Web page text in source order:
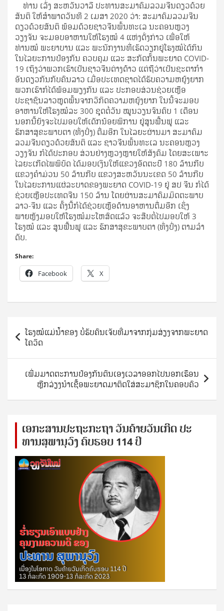
ທ່ານ ເລັ່ງ ສະຫວັນວາລີ ປະທານສະມາຄົມລວມຈີນດຽວດ້ວຍ
ສັນຕິ ໃຫ້ສໍາພາດວັນທີ 2 ເມສາ 2020 ວ່າ: ສະມາຄົມລວມຈີນ
ດຽວດ້ວຍສັນຕິ ພ້ອມດ້ວຍຊາວຈີນພົ້ນທະເລ ນະຄອນຫຼວງ
ວຽງຈັນ ຈະມອບອາຫານໃຫ້ໂຮງໝໍ 4 ແຫ່ງດັ່ງກ່າວ ເພື່ອໃຫ້
ທ່ານໝໍ ພະຍາບານ ແລະ ພະນັກງານທີ່ເຮັດວຽກຢູ່ໂຮງໝໍໄດ້ກິນ
ໃນໄລຍະການປ້ອງກັນ ຄວບຄຸມ ແລະ ສະກັດກັ້ນພະຍາດ COVID-
19 ເຖິງວ່າພວກເຮົາເປັນຊາວຈີນຕ່າງດ້າວ ແຕ່ຖືວ່າເປັນຊະຕາກໍາ
ອັນດຽວກັນກັບຄົນລາວ ເມື່ອປະເທດຊາດໄດ້ຮັບຄວາມຫຍຸ້ງຍາກ
ພວກເຮົາກໍໄດ້ພ້ອມພຽງກັນ ແລະ ປະກອບສ່ວນຊ່ວຍເຫຼືອ
ປະຊາຊົນລາວຫຼຸດພົ້ນຈາກວິກິດຄວາມຫຍຸ້ງຍາກ ໃນນີ້ຈະມອບ
ອາຫານໃຫ້ໂຮງໝໍລະ 300 ຊຸດຕໍ່ວັນ ໝູນວຽນຈົນຄົບ 1 ເດືອນ
ນອກນີ້ຍັງຈະໄປມອບໃຫ້ເດັກນ້ອຍພິການ ຢູ່ສູນຟື້ນຟູ ແລະ
ຮັກສາສຸຂະພາບຕາ (ທົ່ງປົ່ງ) ຕື່ມອີກ ໃນໄລຍະຜ່ານມາ ສະມາຄົມ
ລວມຈີນດຽວດ້ວຍສັນຕິ ແລະ ຊາວຈີນພົ້ນທະເລ ນະຄອນຫຼວງ
ວຽງຈັນ ກໍໄດ້ປະກອບ ສ່ວນຢ່າງຫຼວງຫຼາຍໃຫ້ສັງຄົມ ໂດຍສະເພາະ
ໄລຍະເກີດໄພພິບັດ ໄດ້ມອບເງິນໃຫ້ແຂວງອັດຕະປື 180 ລ້ານກີບ
ແຂວງຄໍາມ່ວນ 50 ລ້ານກີບ ແຂວງສະຫວັນນະເຂດ 50 ລ້ານກີບ
ໃນໄລຍະການແຜ່ລະບາດຂອງພະຍາດ COVID-19 ຢູ່ ສປ ຈີນ ກໍໄດ້
ຊ່ວຍເຫຼືອປະເທດຈີນ 150 ລ້ານ ໂດຍຜ່ານສະມາຄົມມິດຕະພາບ
ລາວ-ຈີນ ແລະ ຄັ້ງນີ້ກໍໄດ້ຊ່ວຍເຫຼືອດ້ານອາຫານຕື່ມອີກ ເຊິ່ງ
ພາຍຫຼັງມອບໃຫ້ໂຮງໝໍມະໂຫສົດແລ້ວ ຈະສືບຕໍ່ໄປມອບໃຫ້ 3
ໂຮງໝໍ ແລະ ສູນຟື້ນຟູ ແລະ ຮັກສາສຸຂະພາບຕາ (ທົ່ງປົ່ງ) ຕາມລໍາ
ດັບ.
Share:
Facebook X
Post
navigation
ໂຮງໝໍແມ່ນໍ້າຂອງ ບໍ່ຮັບຄົນເຈັບທີ່ມາຈາກກຸ່ມສ່ຽງຈາກພະຍາດ
ໂຄວິດ​
ເພີ່ມມາດຕະການປ້ອງກັນຕົນເອງເວລາອອກໄປນອກເຮືອນ
ຫຼີກລ່ຽງນຳເຊື້ອພະຍາດມາຕິດໃສ່ສະມາຊິກໃນຄອບຄົວ​
ເອ​ກະ​ສານ​ປະ​ຖະ​ກະ​ຖ​າ ວັນ​ຄ້າຍ​ວັນ​ເກີດ ປ​ະ​
ທານ​ສຸ​ພາ​ນຸ​ວົງ ຄົບ​ຮອບ 114 ປີ